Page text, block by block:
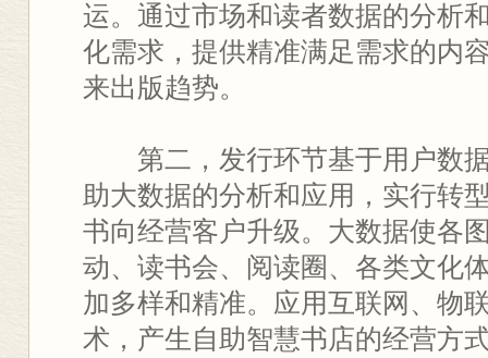
运。通过市场和读者数据的分析
化需求，提供精准满足需求的内
来出版趋势。
第二，发行环节基于用户数据
助大数据的分析和应用，实行转
书向经营客户升级。大数据使各
动、读书会、阅读圈、各类文化
加多样和精准。应用互联网、物
术，产生自助智慧书店的经营方